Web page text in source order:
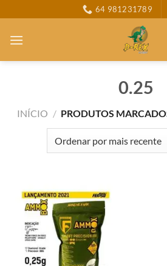
to
content
64 981231789
0.25
INÍCIO / PRODUTOS